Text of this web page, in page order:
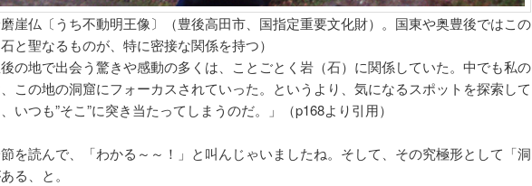
磨崖仏〔うち不動明王像〕（豊後高田市、国指定重要文化財）。国東や奥豊後ではこの
と聖なるものが、特に密接な関係を持つ）
後の地で出会う驚きや感動の多くは、ことごとく岩（石）に関係していた。中でも私の
この地の洞窟にフォーカスされていった。というより、気になるスポットを探索して
いつも”そこ”に突き当たってしまうのだ。」（p168より引用）
を読んで、「わかる～～！」と叫んじゃいましたね。そして、その究極形として「洞
る、と。